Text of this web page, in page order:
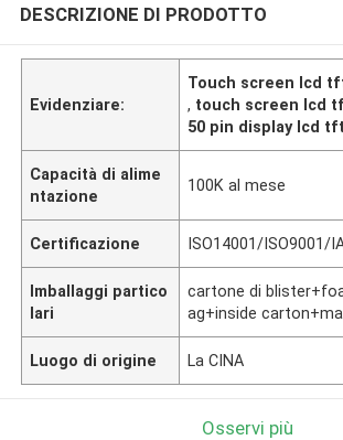
DESCRIZIONE DI PRODOTTO
Evidenziare:
Touch screen lcd
, touch screen lcd
50 pin display lcd tft
Capacità di alime
ntazione
100K al mese
Certificazione ISO14001/ISO9001/
Imballaggi partico
lari
cartone di
ag+inside
Luogo di origine La CINA
Osservi più